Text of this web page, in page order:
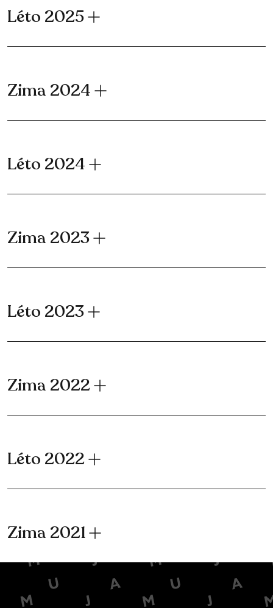
Léto 2025
Zima 2024
Léto 2024
Zima 2023
Léto 2023
Zima 2022
Léto 2022
Zima 2021